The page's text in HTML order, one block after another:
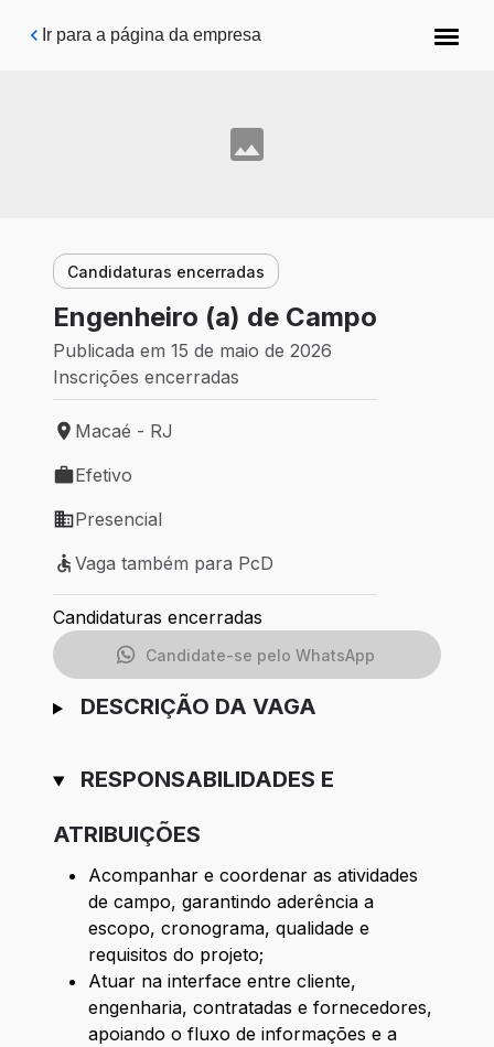
Pular para o conteúdo principal
Ir para a página da empresa
Candidaturas encerradas
Engenheiro (a) de Campo
Publicada em 15 de maio de 2026
Inscrições encerradas
Local de trabalho: Macaé - RJ
Macaé - RJ
Tipo de vaga: Efetivo
Efetivo
Modelo de trabalho: Presencial
Presencial
Vaga também para PcD
Vaga também para PcD
Candidaturas encerradas
Candidate-se pelo WhatsApp
DESCRIÇÃO DA VAGA
RESPONSABILIDADES E
ATRIBUIÇÕES
Acompanhar e coordenar as atividades
de campo, garantindo aderência a
escopo, cronograma, qualidade e
requisitos do projeto;
Atuar na interface entre cliente,
engenharia, contratadas e fornecedores,
apoiando o fluxo de informações e a